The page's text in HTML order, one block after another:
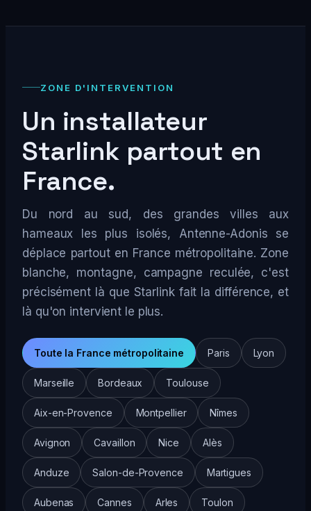
ZONE D'INTERVENTION
Un installateur
Starlink partout en
France.
Du nord au sud, des grandes villes aux
hameaux les plus isolés, Antenne-Adonis se
déplace partout en France métropolitaine. Zone
blanche, montagne, campagne reculée, c'est
précisément là que Starlink fait la différence, et
là qu'on intervient le plus.
Toute la France métropolitaine Paris Lyon
Marseille Bordeaux Toulouse
Aix-en-Provence Montpellier Nîmes
Avignon Cavaillon Nice Alès
Anduze Salon-de-Provence Martigues
Aubenas Cannes Arles Toulon